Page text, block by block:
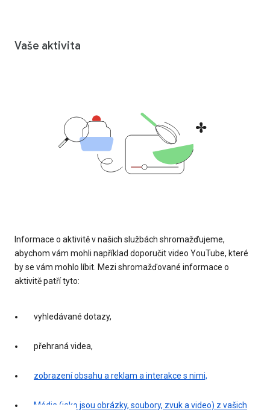
Vaše aktivita
Informace o aktivitě v našich službách shromažďujeme,
abychom vám mohli například doporučit video YouTube, které
by se vám mohlo líbit. Mezi shromažďované informace o
aktivitě patří tyto:
vyhledávané dotazy,
přehraná videa,
zobrazení obsahu a reklam a interakce s nimi,
Média (jako jsou obrázky, soubory, zvuk a video) z vašich